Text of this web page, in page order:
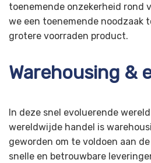
toenemende onzekerheid rond
we een toenemende noodzaak
grotere voorraden product.
Warehousing &
In deze snel evoluerende
wereldwijde handel is
geworden om te voldoen aan
snelle en betrouwbare